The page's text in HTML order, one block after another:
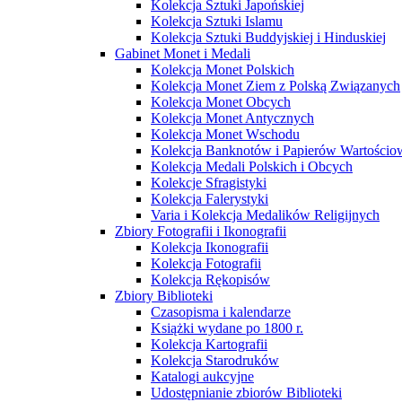
Kolekcja Sztuki Japońskiej
Kolekcja Sztuki Islamu
Kolekcja Sztuki Buddyjskiej i Hinduskiej
Gabinet Monet i Medali
Kolekcja Monet Polskich
Kolekcja Monet Ziem z Polską Związanych
Kolekcja Monet Obcych
Kolekcja Monet Antycznych
Kolekcja Monet Wschodu
Kolekcja Banknotów i Papierów
Kolekcja Medali Polskich i Obcych
Kolekcje Sfragistyki
Kolekcja Falerystyki
Varia i Kolekcja Medalików Religijnych
Zbiory Fotografii i Ikonografii
Kolekcja Ikonografii
Kolekcja Fotografii
Kolekcja Rękopisów
Zbiory Biblioteki
Czasopisma i kalendarze
Książki wydane po 1800 r.
Kolekcja Kartografii
Kolekcja Starodruków
Katalogi aukcyjne
Udostępnianie zbiorów Biblioteki